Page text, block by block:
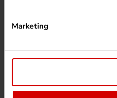
Marketing
HEIZUNG